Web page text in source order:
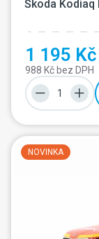
Škoda Kodiaq
1 195 Kč
988 Kč bez DPH
NOVINKA